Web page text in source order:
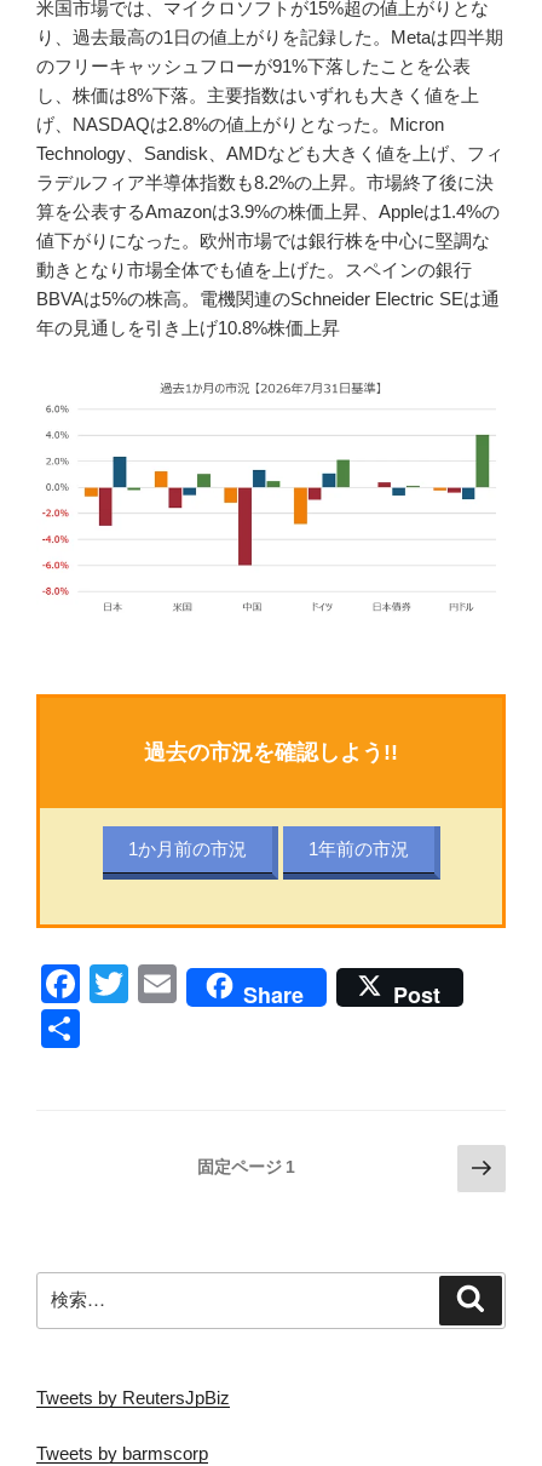
米国市場では、マイクロソフトが15%超の値上がりとな
り、過去最高の1日の値上がりを記録した。Metaは四半期
のフリーキャッシュフローが91%下落したことを公表
し、株価は8%下落。主要指数はいずれも大きく値を上
げ、NASDAQは2.8%の値上がりとなった。Micron
Technology、Sandisk、AMDなども大きく値を上げ、フィ
ラデルフィア半導体指数も8.2%の上昇。市場終了後に決
算を公表するAmazonは3.9%の株価上昇、Appleは1.4%の
値下がりになった。欧州市場では銀行株を中心に堅調な
動きとなり市場全体でも値を上げた。スペインの銀行
BBVAは5%の株高。電機関連のSchneider Electric SEは通
年の見通しを引き上げ10.8%株価上昇
過去の市況を確認しよう!!
1か月前の市況 1年前の市況
F
T
E
Share Post
ー
ジ
り
固定ページ 1
次
の
ジ
索:
Tweets by ReutersJpBiz
Tweets by barmscorp